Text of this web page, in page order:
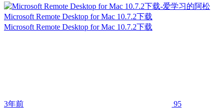
Microsoft Remote Desktop for Mac 10.7.2下载
Microsoft Remote Desktop for Mac 10.7.2下载
3年前 95